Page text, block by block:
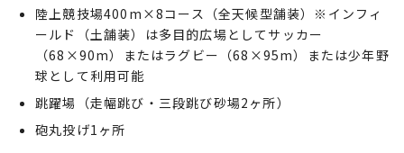
陸上競技場400m×8コース（全天候型舗装）※インフィ
ールド（土舗装）は多目的広場としてサッカー
（68×90m）またはラグビー（68×95m）または少年野
球として利用可能
跳躍場（走幅跳び・三段跳び砂場2ヶ所）
砲丸投げ1ヶ所